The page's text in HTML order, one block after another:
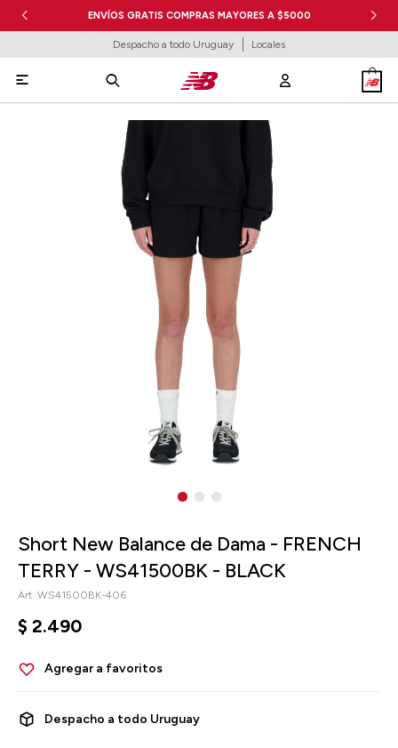
ENVÍOS GRATIS COMPRAS MAYORES A $5000
Despacho a todo Uruguay Locales

Short New Balance de Dama - FRENCH
TERRY - WS41500BK - BLACK
WS41500BK-406
$ 2.490
Despacho a todo Uruguay